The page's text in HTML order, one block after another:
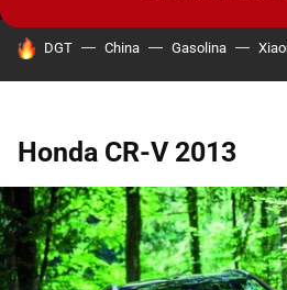
HOY SE HABLA DE
DGT China Gasolina
Honda CR-V 2013